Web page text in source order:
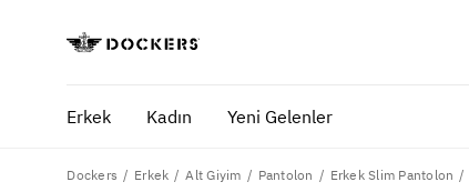
Erkek Kadın Yeni Gelenler
Dockers Erkek Alt Giyim Pantolon Erkek Slim Pantolon